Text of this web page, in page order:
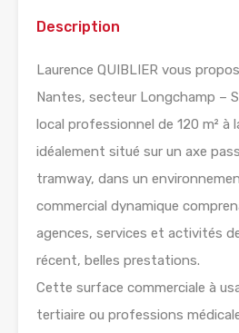
Description
Laurence QUIBLIER vous
Nantes, secteur Longchamp –
local professionnel de 120 m² à
idéalement situé sur un axe
tramway, dans un
commercial dynamique
agences, services et activités
récent, belles prestations.
Cette surface commerciale à
tertiaire ou professions